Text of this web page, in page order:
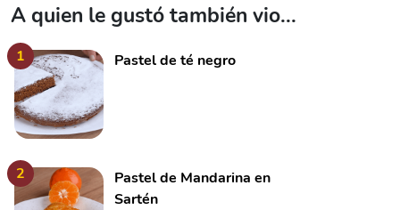
A quien le gustó también vio...
1 Pastel de té negro
2
Pastel de Mandarina en
Sartén